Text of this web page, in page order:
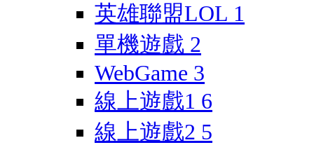
英雄聯盟LOL 1
單機遊戲 2
WebGame 3
線上遊戲1 6
線上遊戲2 5